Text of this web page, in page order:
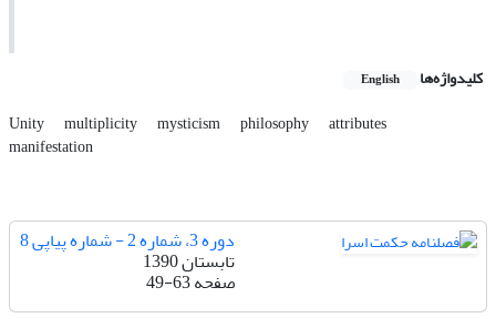
کلیدواژه‌ها English
Unity multiplicity mysticism philosophy attributes
manifestation
دوره 3، شماره 2 - شماره پیاپی 8
تابستان 1390
صفحه49-63